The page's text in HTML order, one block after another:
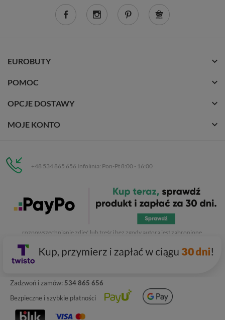
Zadzwoń i zamów: 534 865 656
Bezpieczne i szybkie płatności
EUROBUTY
POMOC
OPCJE DOSTAWY
MOJE KONTO
+48 534 865 656 Infolinia: Pon-Pt 8:00 - 16:00
C.H. Respan, Rejtana 53a/250
35-326 Rzeszów
. Kopiowanie, przetwarzanie,
rozpowszechnianie zdjęć lub treści bez zgody autora jest zabronione.